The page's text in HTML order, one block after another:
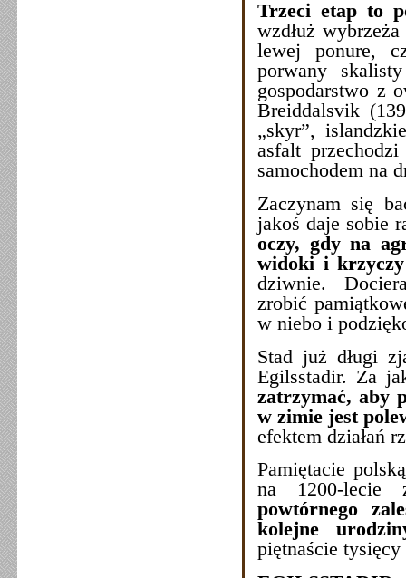
Trzeci etap to
wzdłuż
lewej ponure,
porwany
gospodarstwo z
Breiddalsvik
„skyr”,
asfalt
samochodem na
Zaczynam się
jakoś daje sobie
oczy, gdy na
widoki i
dziwnie.
zrobić
w niebo i
Stad już długi
Egilsstadir. Za
zatrzymać, aby
w zimie jest
efektem działań
Pamiętacie
na 1200-lecie
powtórnego
kolejne
piętnaście